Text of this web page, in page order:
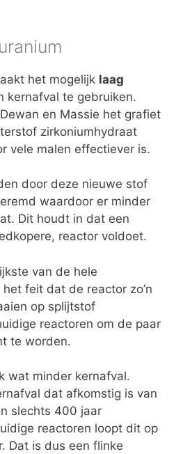
het mogelijk laag
kernafval te gebruiken.
en Massie het grafiet
zirkoniumhydraat
vele malen effectiever is.
door deze nieuwe stof
waardoor er minder
Dit houdt in dat een
reactor voldoet.
van de hele
feit dat de reactor zo’n
op splijtstof
reactoren om de paar
te worden.
wat minder kernafval.
dat afkomstig is van
slechts 400 jaar
reactoren loopt dit op
Dat is dus een flinke